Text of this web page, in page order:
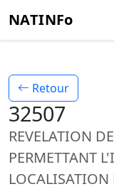
NATINFo
Retour
32507
REVELATION
PERMETTANT